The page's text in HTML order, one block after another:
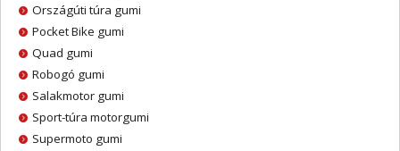
Országúti túra gumi
Pocket Bike gumi
Quad gumi
Robogó gumi
Salakmotor gumi
Sport-túra motorgumi
Supermoto gumi